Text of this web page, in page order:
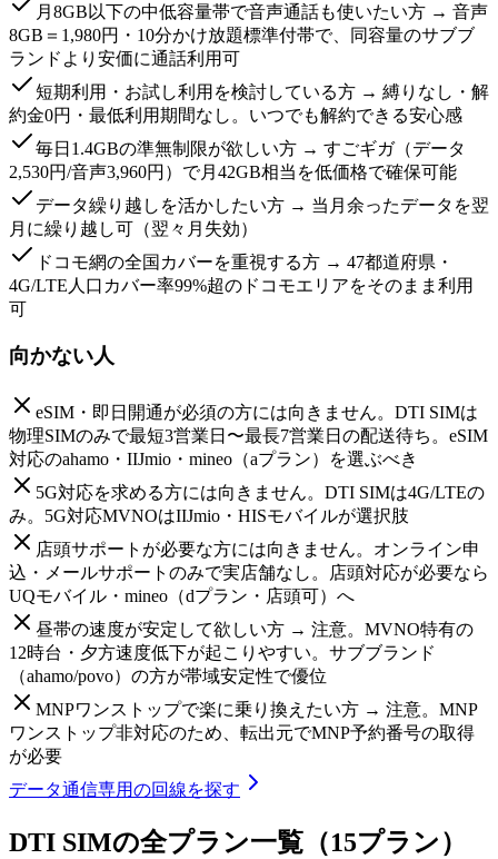
月8GB以下の中低容量帯で音声通話も使いたい方 → 音声
8GB＝1,980円・10分かけ放題標準付帯で、同容量のサブブ
ランドより安価に通話利用可
短期利用・お試し利用を検討している方 → 縛りなし・解
約金0円・最低利用期間なし。いつでも解約できる安心感
毎日1.4GBの準無制限が欲しい方 → すごギガ（データ
2,530円/音声3,960円）で月42GB相当を低価格で確保可能
データ繰り越しを活かしたい方 → 当月余ったデータを翌
月に繰り越し可（翌々月失効）
ドコモ網の全国カバーを重視する方 → 47都道府県・
4G/LTE人口カバー率99%超のドコモエリアをそのまま利用
可
向かない人
eSIM・即日開通が必須の方には向きません。DTI SIMは
物理SIMのみで最短3営業日〜最長7営業日の配送待ち。eSIM
対応のahamo・IIJmio・mineo（aプラン）を選ぶべき
5G対応を求める方には向きません。DTI SIMは4G/LTEの
み。5G対応MVNOはIIJmio・HISモバイルが選択肢
店頭サポートが必要な方には向きません。オンライン申
込・メールサポートのみで実店舗なし。店頭対応が必要なら
UQモバイル・mineo（dプラン・店頭可）へ
昼帯の速度が安定して欲しい方 → 注意。MVNO特有の
12時台・夕方速度低下が起こりやすい。サブブランド
（ahamo/povo）の方が帯域安定性で優位
MNPワンストップで楽に乗り換えたい方 → 注意。MNP
ワンストップ非対応のため、転出元でMNP予約番号の取得
が必要
データ通信専用の回線を探す
DTI SIMの全プラン一覧（15プラン）